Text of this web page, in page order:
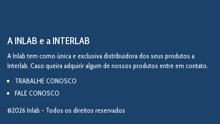
A INLAB e a INTERLAB
A Inlab tem como única e exclusiva distribuidora dos seus produtos a
Interlab. Caso queira adquirir algum de nossos produtos entre em contato.
TRABALHE CONOSCO
FALE CONOSCO
©2026 Inlab - Todos os direitos reservados